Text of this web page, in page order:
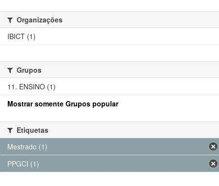
Organizações
IBICT (1)
Grupos
11. ENSINO (1)
Mostrar somente Grupos popular
Etiquetas
Mestrado (1)
PPGCI (1)